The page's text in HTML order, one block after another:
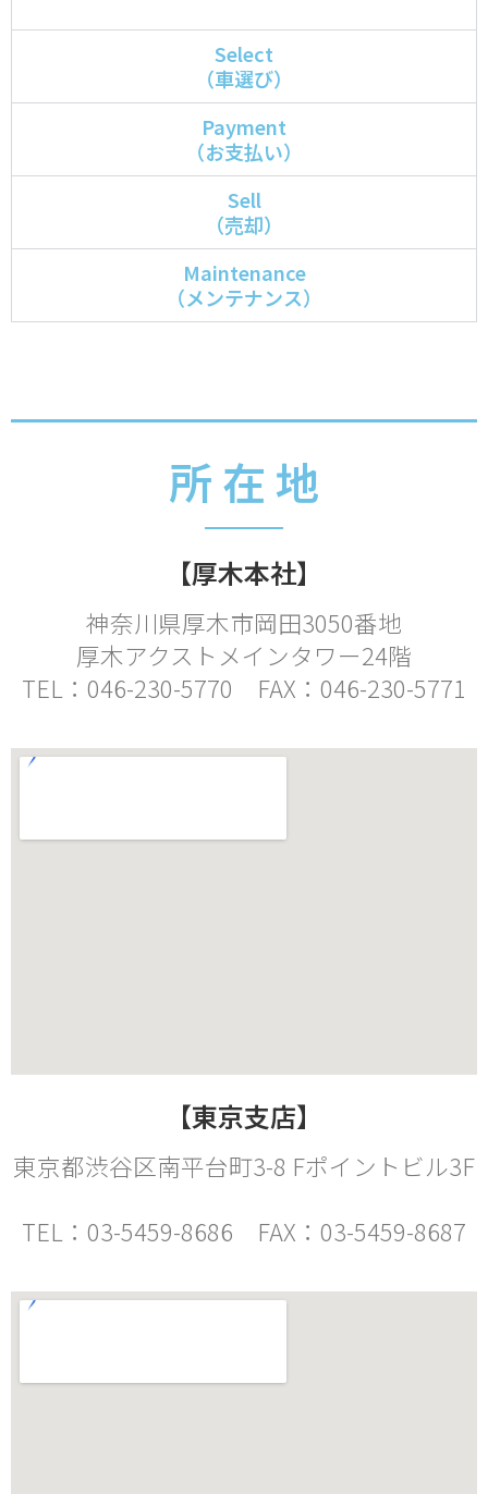
Select
（車選び）
Payment
（お支払い）
Sell
（売却）
Maintenance
（メンテナンス）
所 在 地
【厚木本社】
神奈川県厚木市岡田3050番地
厚木アクストメインタワー24階
TEL：046-230-5770 FAX：046-230-5771
【東京支店】
東京都渋谷区南平台町3-8 Fポイントビル3F
TEL：03-5459-8686 FAX：03-5459-8687